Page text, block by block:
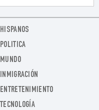
HISPANOS
POLITICA
MUNDO
INMIGRACIÓN
ENTRETENIMIENTO
TECNOLOGÍA